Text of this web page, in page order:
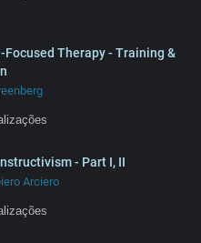
Focused Therapy - Training &
- Part I, II
Arciero